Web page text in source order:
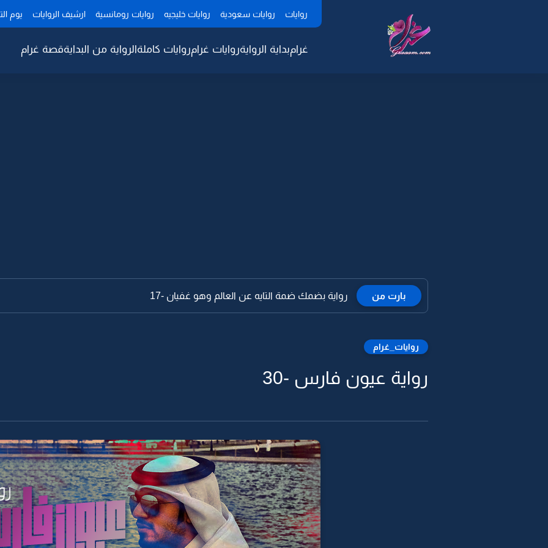
روايات روايات سعودية روايات خليجيه روايات رومانسية ارشيف الروايات يوم
غرامبداية الروايةروايات غرامروايات كاملةالرواية من البدايةقصة غرام
بارت من رواية بضمك ضمة التايه عن العالم وهو غفيان -17
روايات_غرام
رواية عيون فارس -30